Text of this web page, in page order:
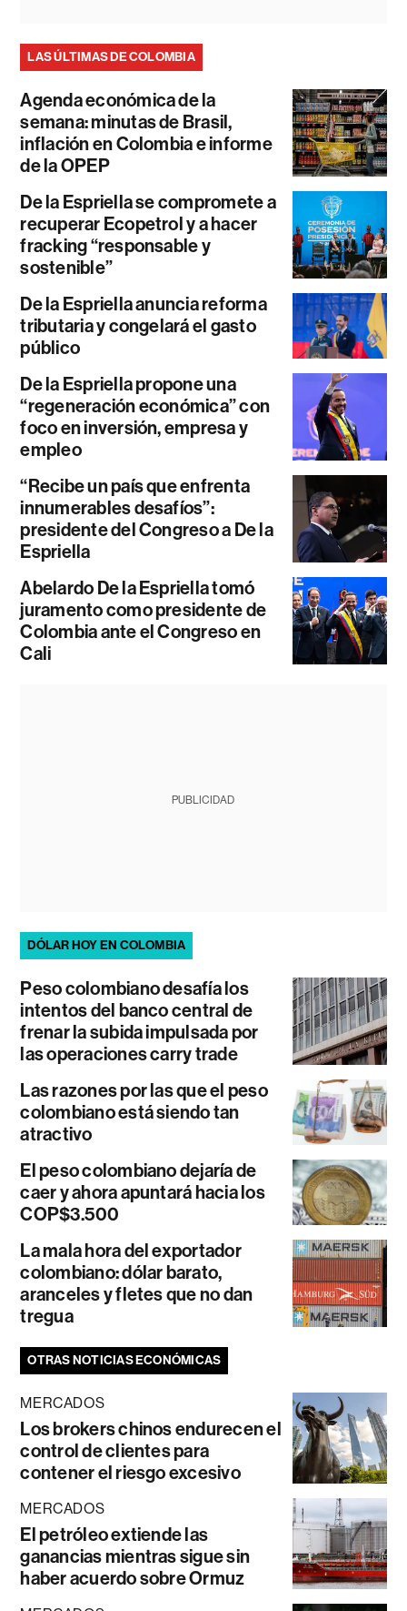
LAS ÚLTIMAS DE COLOMBIA
Agenda económica de la
semana: minutas de Brasil,
inflación en Colombia e informe
de la OPEP
De la Espriella se compromete a
recuperar Ecopetrol y a hacer
fracking “responsable y
sostenible”
De la Espriella anuncia reforma
tributaria y congelará el gasto
público
De la Espriella propone una
“regeneración económica” con
foco en inversión, empresa y
empleo
“Recibe un país que enfrenta
innumerables desafíos”:
presidente del Congreso a De la
Espriella
Abelardo De la Espriella tomó
juramento como presidente de
Colombia ante el Congreso en
Cali
PUBLICIDAD
DÓLAR HOY EN COLOMBIA
Peso colombiano desafía los
intentos del banco central de
frenar la subida impulsada por
las operaciones carry trade
Las razones por las que el peso
colombiano está siendo tan
atractivo
El peso colombiano dejaría de
caer y ahora apuntará hacia los
COP$3.500
La mala hora del exportador
colombiano: dólar barato,
aranceles y fletes que no dan
tregua
OTRAS NOTICIAS ECONÓMICAS
MERCADOS
Los brokers chinos endurecen el
control de clientes para
contener el riesgo excesivo
MERCADOS
El petróleo extiende las
ganancias mientras sigue sin
haber acuerdo sobre Ormuz